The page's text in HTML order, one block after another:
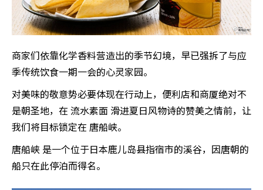
商家们依靠化学香料营造出的季节幻境，早已强拆了与应
季传统饮食一期一会的心灵家园。
对美味的敬意势必要体现在行动上，便利店和商厦绝对不
是朝圣地，在 流水素面 滑进夏日风物诗的赞美之情前，让
我们将目标锁定在 唐船峡。
唐船峡 是一个位于日本鹿儿岛县指宿市的溪谷，因唐朝的
船只在此停泊而得名。